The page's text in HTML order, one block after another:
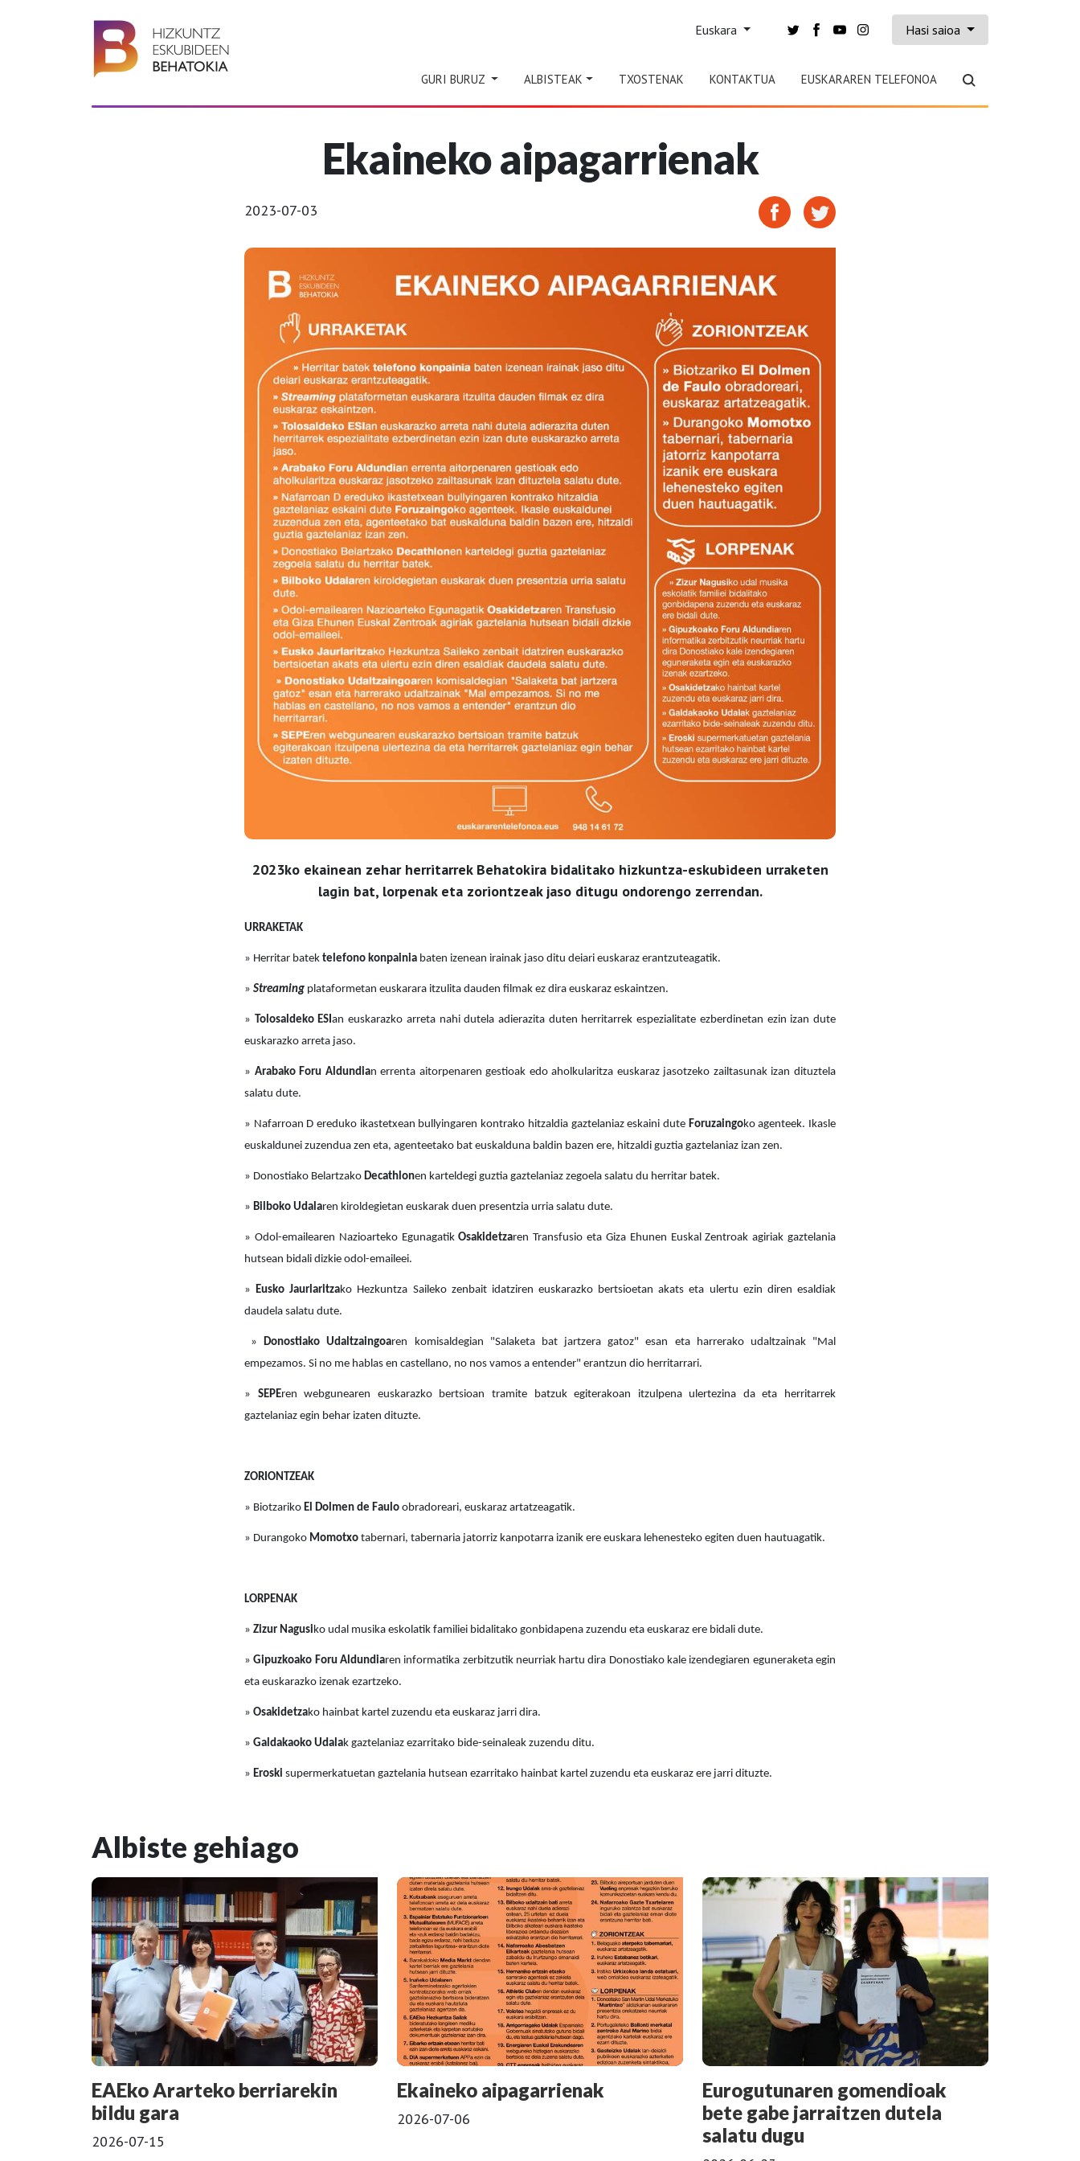
Euskara Hasi saioa
GURI BURUZ ALBISTEAK TXOSTENAK KONTAKTUA EUSKARAREN TELEFONOA
Ekaineko aipagarrienak
2023-07-03
2023ko ekainean zehar herritarrek Behatokira bidalitako hizkuntza-eskubideen urraketen
lagin bat, lorpenak eta zoriontzeak jaso ditugu ondorengo zerrendan.
URRAKETAK
» Herritar batek telefono konpainia baten izenean irainak jaso ditu deiari euskaraz erantzuteagatik.
» Streaming plataformetan euskarara itzulita dauden filmak ez dira euskaraz eskaintzen.
» Tolosaldeko ESIan euskarazko arreta nahi dutela adierazita duten herritarrek espezialitate ezberdinetan ezin izan dute
euskarazko arreta jaso.
» Arabako Foru Aldundian errenta aitorpenaren gestioak edo aholkularitza euskaraz jasotzeko zailtasunak izan dituztela
salatu dute.
» Nafarroan D ereduko ikastetxean bullyingaren kontrako hitzaldia gaztelaniaz eskaini dute Foruzaingoko agenteek. Ikasle
euskaldunei zuzendua zen eta, agenteetako bat euskalduna baldin bazen ere, hitzaldi guztia gaztelaniaz izan zen.
» Donostiako Belartzako Decathlonen karteldegi guztia gaztelaniaz zegoela salatu du herritar batek.
» Bilboko Udalaren kiroldegietan euskarak duen presentzia urria salatu dute.
» Odol-emailearen Nazioarteko EgunagatikOsakidetzaren Transfusio eta Giza Ehunen Euskal Zentroak agiriak gaztelania
hutsean bidali dizkie odol-emaileei.
»Eusko Jaurlaritzako Hezkuntza Saileko zenbait idatziren euskarazko bertsioetan akats eta ulertu ezin diren esaldiak
daudela salatu dute.
»Donostiako Udaltzaingoaren komisaldegian "Salaketa bat jartzera gatoz" esan eta harrerako udaltzainak "Mal
empezamos. Si no me hablas en castellano, no nos vamos a entender" erantzun dio herritarrari.
» SEPEren webgunearen euskarazko bertsioan tramite batzuk egiterakoan itzulpena ulertezina da eta herritarrek
gaztelaniaz egin behar izaten dituzte.
ZORIONTZEAK
» Biotzariko El Dolmen de Faulo obradoreari, euskaraz artatzeagatik.
» Durangoko Momotxo tabernari, tabernaria jatorriz kanpotarra izanik ere euskara lehenesteko egiten duen hautuagatik.
LORPENAK
» Zizur Nagusiko udal musika eskolatik familiei bidalitako gonbidapena zuzendu eta euskaraz ere bidali dute.
»Gipuzkoako Foru Aldundiaren informatika zerbitzutik neurriak hartu dira Donostiako kale izendegiaren eguneraketa egin
eta euskarazko izenak ezartzeko.
» Osakidetzako hainbat kartel zuzendu eta euskaraz jarri dira.
» Galdakaoko Udalak gaztelaniaz ezarritako bide-seinaleak zuzendu ditu.
» Eroski supermerkatuetan gaztelania hutsean ezarritako hainbat kartel zuzendu eta euskaraz ere jarri dituzte.
Albiste gehiago
EAEko Ararteko berriarekin
bildu gara
2026-07-15
Ekaineko aipagarrienak
2026-07-06
Eurogutunaren gomendioak
bete gabe jarraitzen dutela
salatu dugu